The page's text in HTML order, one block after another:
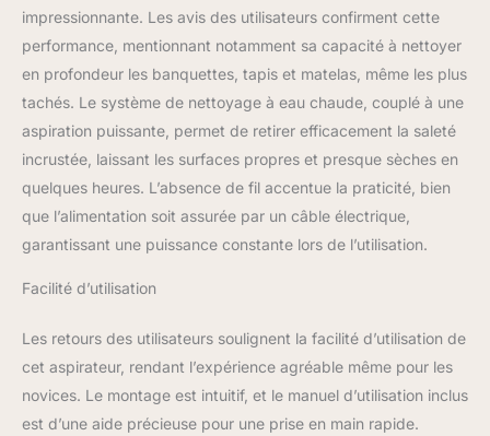
impressionnante. Les avis des utilisateurs confirment cette
performance, mentionnant notamment sa capacité à nettoyer
en profondeur les banquettes, tapis et matelas, même les plus
tachés. Le système de nettoyage à eau chaude, couplé à une
aspiration puissante, permet de retirer efficacement la saleté
incrustée, laissant les surfaces propres et presque sèches en
quelques heures. L’absence de fil accentue la praticité, bien
que l’alimentation soit assurée par un câble électrique,
garantissant une puissance constante lors de l’utilisation.
Facilité d’utilisation
Les retours des utilisateurs soulignent la facilité d’utilisation de
cet aspirateur, rendant l’expérience agréable même pour les
novices. Le montage est intuitif, et le manuel d’utilisation inclus
est d’une aide précieuse pour une prise en main rapide.